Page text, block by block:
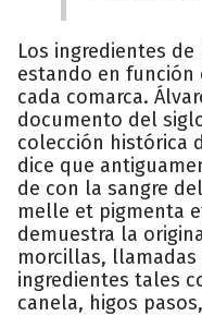
Los ingredientes
estando en función
cada comarca.
documento del
colección histórica
dice que
de con la sangre
melle et pigmenta
demuestra la
morcillas,
ingredientes tales
canela, higos